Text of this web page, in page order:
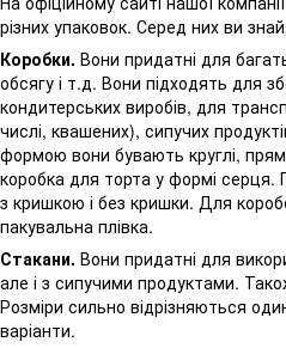
різних упаковок. Серед них ви
Коробки. Вони придатні для
обсягу і т.д. Вони підходять для
кондитерських виробів, для
числі, квашених), сипучих
формою вони бувають круглі,
коробка для торта у формі серця.
з кришкою і без кришки. Для
пакувальна плівка.
Стакани. Вони придатні для
але і з сипучими продуктами.
Розміри сильно відрізняються
варіанти.